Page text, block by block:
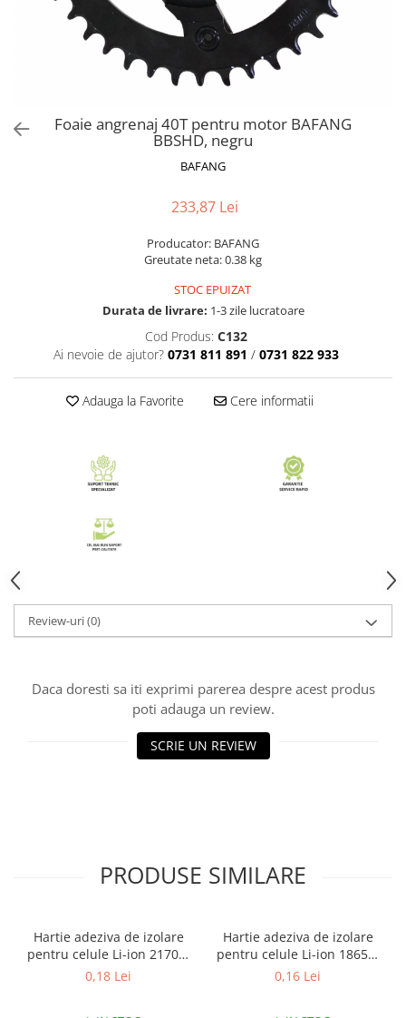
Accesorii acumulatori
Suporti celule cilindrice Li-Ion
Cabluri
Accesorii sisteme fotovoltaice
Biciclete/ trotinete
Foaie angrenaj 40T pentru motor BAFANG
BBSHD, negru
BAFANG
233,87 Lei
Producator: BAFANG
Greutate neta: 0.38 kg
STOC EPUIZAT
Durata de livrare: 1-3 zile lucratoare
Cod Produs: C132
Ai nevoie de ajutor? 0731 811 891 / 0731 822 933
Adauga la Favorite Cere informatii
Review-uri(0)
Daca doresti sa iti exprimi parerea despre acest produs
poti adauga un review.
SCRIE UN REVIEW
PRODUSE SIMILARE
Hartie adeziva de izolare
pentru celule Li-ion 21700,
set 100 bucati
0,18 Lei
Hartie adeziva de izolare
pentru celule Li-ion 18650,
set 100 bucati
0,16 Lei